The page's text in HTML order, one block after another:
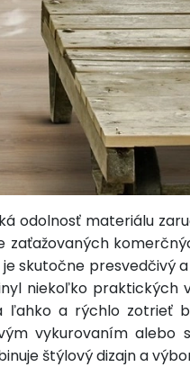
odolnosť materiálu
skutočne presvedčivý
niekoľko praktických
ľahko a rýchlo zotrieť
vykurovaním alebo
štýlový dizajn a